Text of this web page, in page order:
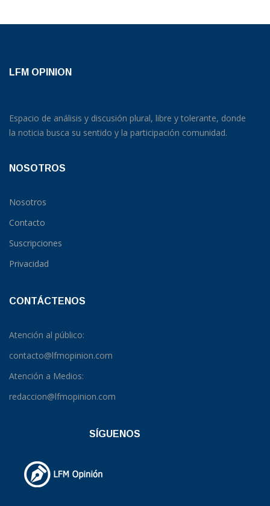
LFM OPINION
Espacio de análisis y discusión plural, libre y tolerante, donde
la noticia busca su sentido y la participación comunidad.
NOSOTROS
Nosotros
Contacto
Suscripciones
Privacidad
CONTÁCTENOS
Atención al público:
contacto@lfmopinion.com
Atención a Medios:
redaccion@lfmopinion.com
SÍGUENOS